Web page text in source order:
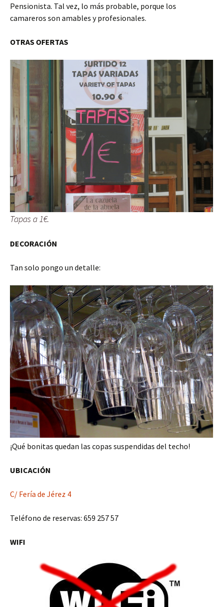
Pensionista. Tal vez, lo más probable, porque los
camareros son amables y profesionales.
OTRAS OFERTAS
Tapas a 1€.
DECORACIÓN
Tan solo pongo un detalle:
¡Qué bonitas quedan las copas suspendidas del techo!
UBICACIÓN
C/ Fería de Jérez 4
Teléfono de reservas: 659 257 57
WIFI